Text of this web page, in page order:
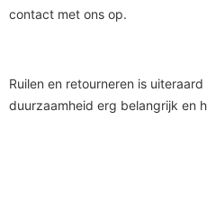
contact met ons op.
Ruilen en retourneren is
duurzaamheid erg belangrijk en